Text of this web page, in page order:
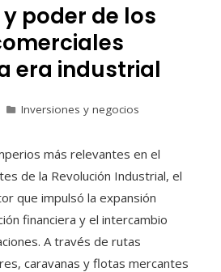
poder de los
era industrial
Inversiones y negocios
más relevantes en el
de la Revolución Industrial, el
que impulsó la expansión
financiera y el intercambio
A través de rutas
caravanas y flotas mercantes